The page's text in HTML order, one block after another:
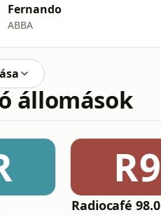
Fernando
ABBA
állomások
R9
Radiocafé 98.0